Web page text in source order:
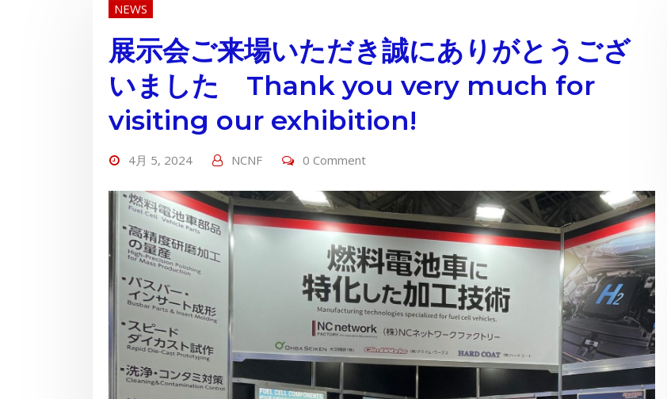
NEWS
展示会ご来場いただき誠にありがとうござ
いました Thank you very much for
visiting our exhibition!
4月 5, 2024 NCNF 0 Comment